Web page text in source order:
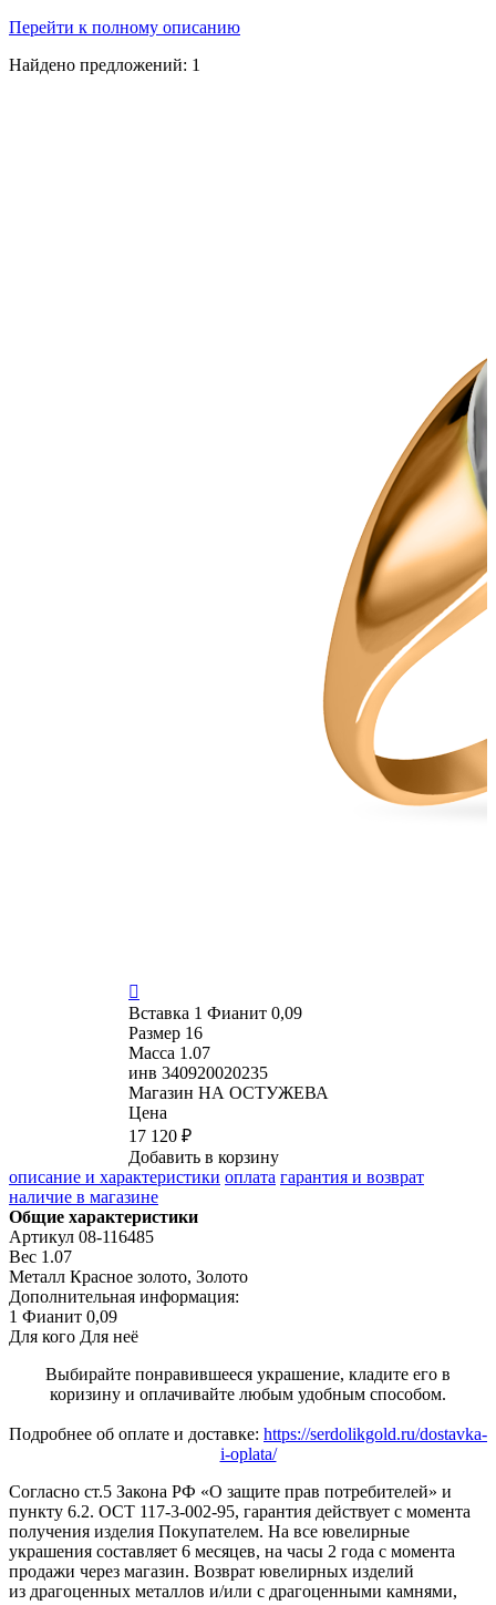
Перейти к полному описанию
Найдено предложений: 1

Вставка 1 Фианит 0,09
Размер 16
Масса 1.07
инв 340920020235
Магазин НА ОСТУЖЕВА
Цена
17 120 ₽
Добавить в корзину
описание и характеристики оплата гарантия и возврат
наличие в магазине
Общие характеристики
Артикул 08-116485
Вес 1.07
Металл Красное золото, Золото
Дополнительная информация:
1 Фианит 0,09
Для кого Для неё
Выбирайте понравившееся украшение, кладите его в
коризину и оплачивайте любым удобным способом.
Подробнее об оплате и доставке: https://serdolikgold.ru/dostavka-
i-oplata/
Согласно ст.5 Закона РФ «О защите прав потребителей» и
пункту 6.2. ОСТ 117-3-002-95, гарантия действует с момента
получения изделия Покупателем. На все ювелирные
украшения составляет 6 месяцев, на часы 2 года с момента
продажи через магазин. Возврат ювелирных изделий
из драгоценных металлов и/или с драгоценными камнями,